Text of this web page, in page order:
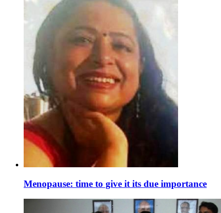
Menopause: time to give it its due importance